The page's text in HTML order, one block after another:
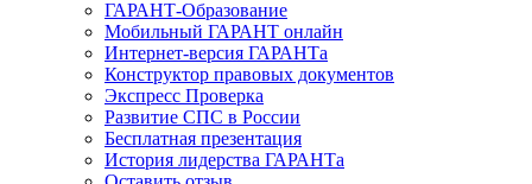
ГАРАНТ-Образование
Мобильный ГАРАНТ онлайн
Интернет-версия ГАРАНТа
Конструктор правовых документов
Экспресс Проверка
Развитие СПС в России
Бесплатная презентация
История лидерства ГАРАНТа